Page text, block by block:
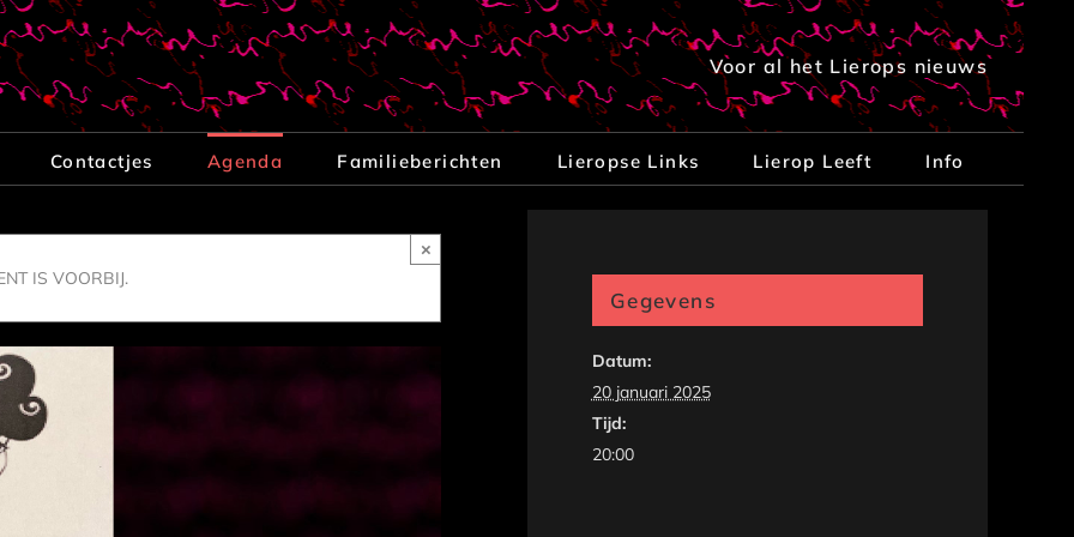
Voor al het Lierops nieuws
Contactjes Agenda Familieberichten Lieropse Links Lierop Leeft Info
IS VOORBIJ.
×
Gegevens
Datum:
20 januari 2025
Tijd:
20:00